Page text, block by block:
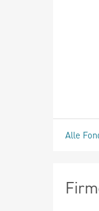
Alle